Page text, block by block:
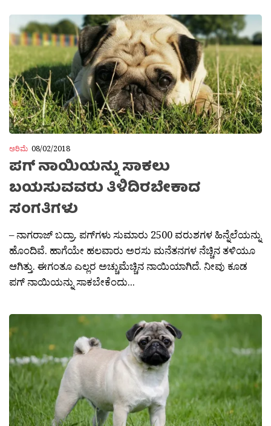
ಅರಿಮೆ 08/02/2018
ಪಗ್ ನಾಯಿಯನ್ನು ಸಾಕಲು
ಬಯಸುವವರು ತಿಳಿದಿರಬೇಕಾದ
ಸಂಗತಿಗಳು
– ನಾಗರಾಜ್ ಬದ್ರಾ. ಪಗ್‍ಗಳು ಸುಮಾರು 2500 ವರುಶಗಳ ಹಿನ್ನೆಲೆಯನ್ನು
ಹೊಂದಿವೆ. ಹಾಗೆಯೇ ಹಲವಾರು ಅರಸು ಮನೆತನಗಳ ನೆಚ್ಚಿನ ತಳಿಯೂ
ಆಗಿತ್ತು. ಈಗಂತೂ ಎಲ್ಲರ ಅಚ್ಚುಮೆಚ್ಚಿನ ನಾಯಿಯಾಗಿದೆ. ನೀವು ಕೂಡ
ಪಗ್ ನಾಯಿಯನ್ನು ಸಾಕಬೇಕೆಂದು...